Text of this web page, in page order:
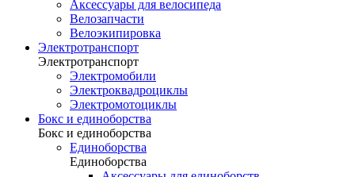
Аксессуары для велосипеда
Велозапчасти
Велоэкипировка
Электротранспорт
Электротранспорт
Электромобили
Электроквадроциклы
Электромотоциклы
Бокс и единоборства
Бокс и единоборства
Единоборства
Единоборства